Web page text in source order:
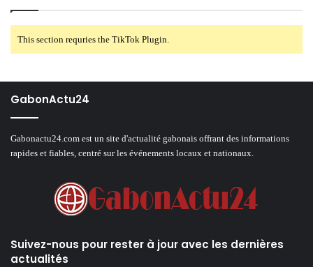
This section requries the TikTok Plugin.
GabonActu24
Gabonactu24.com est un site d'actualité gabonais offrant des informations
rapides et fiables, centré sur les événements locaux et nationaux.
Suivez-nous pour rester à jour avec les dernières
actualités